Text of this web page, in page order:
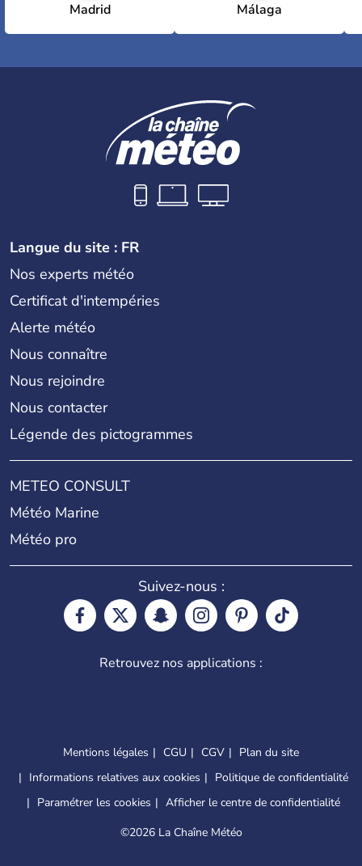
Madrid Málaga
Langue du site : FR
Nos experts météo
Certificat d'intempéries
Alerte météo
Nous connaître
Nous rejoindre
Nous contacter
Légende des pictogrammes
METEO CONSULT
Météo Marine
Météo pro
Suivez-nous :
Retrouvez nos applications :
Mentions légales CGU CGV
Plan du site
Informations relatives aux cookies
Politique de confidentialité
Paramétrer les cookies
Afficher le centre de confidentialité
©2026 La Chaîne Météo